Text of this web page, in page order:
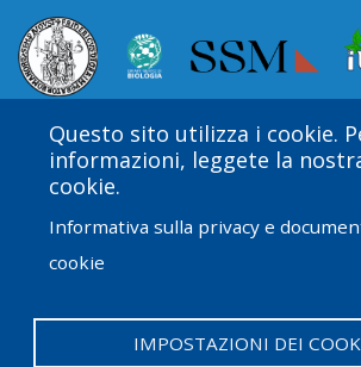
Questo sito utilizza i cookie.
informazioni, leggete la
cookie.
Informativa sulla privacy e
cookie
IMPOSTAZIONI DEI
internazionale finanziato dal Amgen
direzione e assistenza tecnica fornite